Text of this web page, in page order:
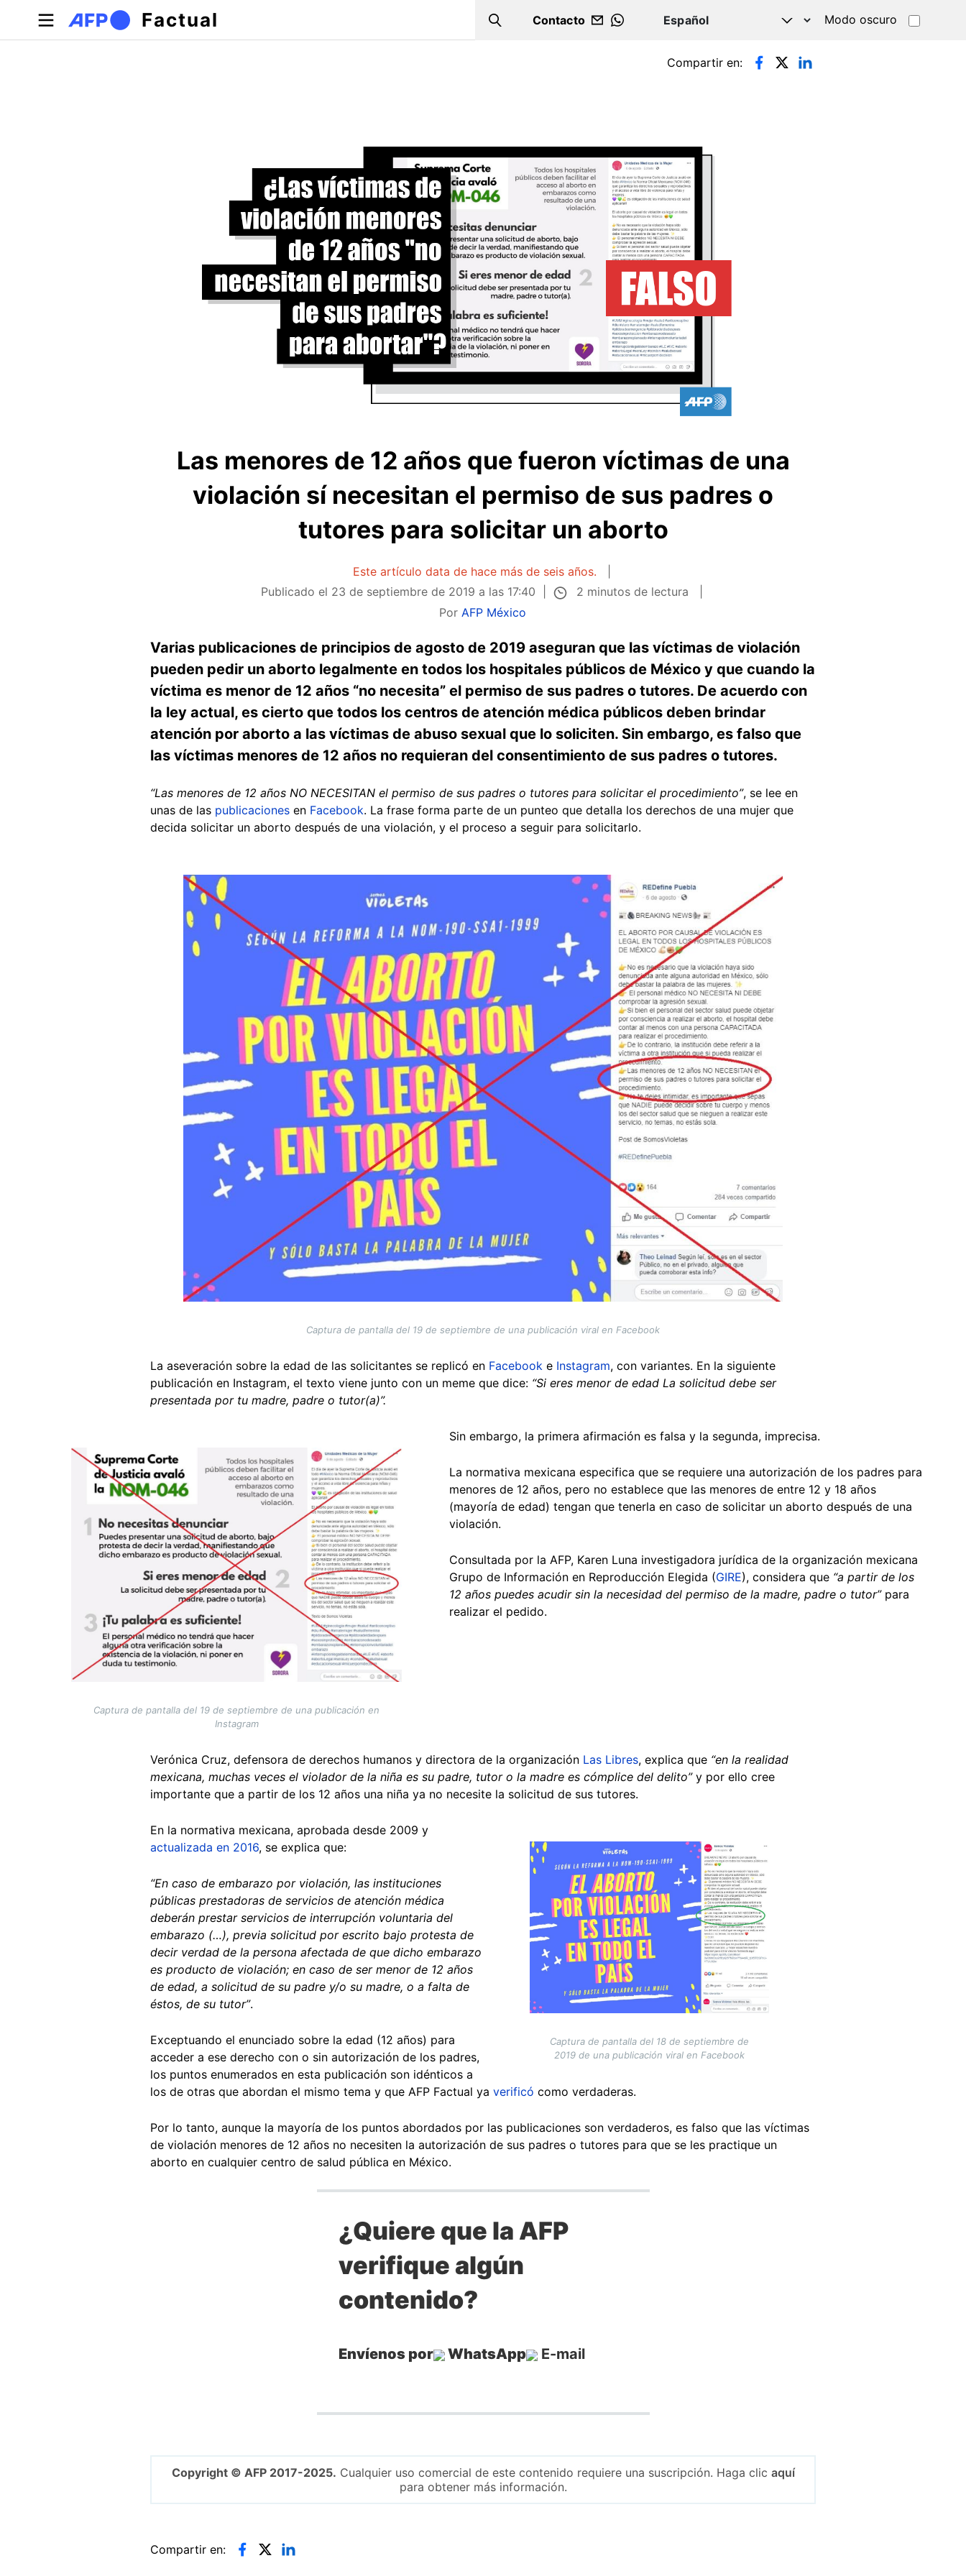
Pasar al contenido principal
Factual Search
Contacto
WHATSAPP
Modo oscuro
Solapas principales Compartir en:
Las menores de 12 años que fueron víctimas de una
violación sí necesitan el permiso de sus padres o
tutores para solicitar un aborto
Este artículo data de hace más de seis años.
Publicado el 23 de septiembre de 2019 a las 17:40
2 minutos de lectura
Por AFP México
Varias publicaciones de principios de agosto de 2019 aseguran que las víctimas de violación
pueden pedir un aborto legalmente en todos los hospitales públicos de México y que cuando la
víctima es menor de 12 años “no necesita” el permiso de sus padres o tutores. De acuerdo con
la ley actual, es cierto que todos los centros de atención médica públicos deben brindar
atención por aborto a las víctimas de abuso sexual que lo soliciten. Sin embargo, es falso que
las víctimas menores de 12 años no requieran del consentimiento de sus padres o tutores.
“Las menores de 12 años NO NECESITAN el permiso de sus padres o tutores para solicitar el procedimiento”, se lee en
unas de las publicaciones en Facebook. La frase forma parte de un punteo que detalla los derechos de una mujer que
decida solicitar un aborto después de una violación, y el proceso a seguir para solicitarlo.
Image
Captura de pantalla del 19 de septiembre de una publicación viral en Facebook
La aseveración sobre la edad de las solicitantes se replicó en Facebook e Instagram, con variantes. En la siguiente
publicación en Instagram, el texto viene junto con un meme que dice: “Si eres menor de edad La solicitud debe ser
presentada por tu madre, padre o tutor(a)”.
Image
Captura de pantalla del 19 de septiembre de una publicación en
Instagram
Sin embargo, la primera afirmación es falsa y la segunda, imprecisa.
La normativa mexicana especifica que se requiere una autorización de los padres para
menores de 12 años, pero no establece que las menores de entre 12 y 18 años
(mayoría de edad) tengan que tenerla en caso de solicitar un aborto después de una
violación.
Consultada por la AFP, Karen Luna investigadora jurídica de la organización mexicana
Grupo de Información en Reproducción Elegida (GIRE), considera que “a partir de los
12 años puedes acudir sin la necesidad del permiso de la madre, padre o tutor” para
realizar el pedido.
Verónica Cruz, defensora de derechos humanos y directora de la organización Las Libres, explica que “en la realidad
mexicana, muchas veces el violador de la niña es su padre, tutor o la madre es cómplice del delito”y por ello cree
importante que a partir de los 12 años una niña ya no necesite la solicitud de sus tutores.
Image
Captura de pantalla del 18 de septiembre de
2019 de una publicación viral en Facebook
En la normativa mexicana, aprobada desde 2009 y
actualizada en 2016, se explica que:
“En caso de embarazo por violación, las instituciones
públicas prestadoras de servicios de atención médica
deberán prestar servicios de interrupción voluntaria del
embarazo (…), previa solicitud por escrito bajo protesta de
decir verdad de la persona afectada de que dicho embarazo
es producto de violación; en caso de ser menor de 12 años
de edad, a solicitud de su padre y/o su madre, o a falta de
éstos, de su tutor”.
Exceptuando el enunciado sobre la edad (12 años) para
acceder a ese derecho con o sin autorización de los padres,
los puntos enumerados en esta publicación son idénticos a
los de otras que abordan el mismo tema y que AFP Factual ya verificó como verdaderas.
Por lo tanto, aunque la mayoría de los puntos abordados por las publicaciones son verdaderos, es falso que las víctimas
de violación menores de 12 años no necesiten la autorización de sus padres o tutores para que se les practique un
aborto en cualquier centro de salud pública en México.
¿Quiere que la AFP
verifique algún
contenido?
Envíenos por WhatsApp E-mail
Copyright © AFP 2017-2025. Cualquier uso comercial de este contenido requiere una suscripción. Haga clic aquí
para obtener más información.
Compartir en: